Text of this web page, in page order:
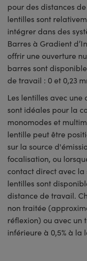
pour des distances
lentilles sont
intégrer dans des
Barres à Gradient
offrir une ouverture
barres sont
de travail : 0 et 0,23
Les lentilles avec
sont idéales pour la
monomodes et
lentille peut être
sur la source
focalisation, ou
contact direct avec la
lentilles sont
distance de travail.
non traitée
réflexion) ou avec un
inférieure à 0,5% à la